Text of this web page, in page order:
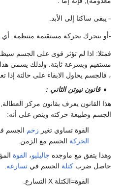
- يبقى ساكنا إلى الأبد.
-أو يتحرك بحركة مستقيمة منتظمة. أي
فمثلا: اذا لم تؤثر قوى على الجسم
مستقيم وبسرعة ثابتة. ولذلك يسمى هذا
، فالجسم يحاول الابقاء على حالتة
قانون نيوتن الثاني :
هذا القانون يعرف بقانون مركز
الجسم وطبيعة حركته وينص على أنه:
القوة تساوي تغير زخم الجسم
الحركة الجسم مع الزمن.
وهذا يتفق مع ماوجده جاليليو، القوة
حاصل ضرب كتلة الجسم في تسارعه
القوة=الكتلة X التسارع.